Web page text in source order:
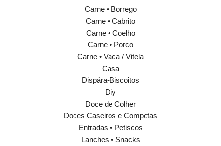
Carne • Borrego
Carne • Cabrito
Carne • Coelho
Carne • Porco
Carne • Vaca / Vitela
Casa
Dispára-Biscoitos
Diy
Doce de Colher
Doces Caseiros e Compotas
Entradas • Petiscos
Lanches • Snacks